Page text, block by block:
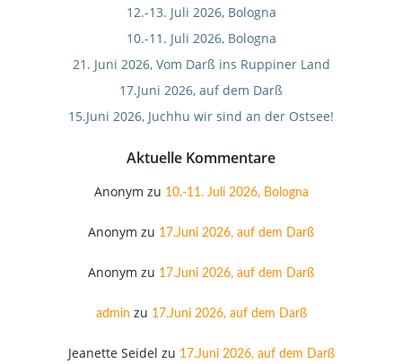
12.-13. Juli 2026, Bologna
10.-11. Juli 2026, Bologna
21. Juni 2026, Vom Darß ins Ruppiner Land
17.Juni 2026, auf dem Darß
15.Juni 2026, Juchhu wir sind an der Ostsee!
Aktuelle Kommentare
Anonym zu 10.-11. Juli 2026, Bologna
Anonym zu 17.Juni 2026, auf dem Darß
Anonym zu 17.Juni 2026, auf dem Darß
admin zu 17.Juni 2026, auf dem Darß
Jeanette Seidel zu 17.Juni 2026, auf dem Darß